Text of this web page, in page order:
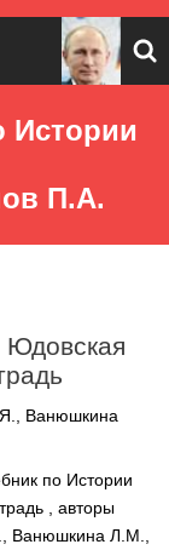
Истории
П.А.
Юдовская
Ванюшкина
по Истории
, авторы
Ванюшкина Л.М.,